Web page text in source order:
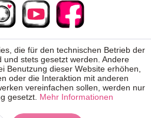
die für den technischen Betrieb der
und stets gesetzt werden. Andere
Benutzung dieser Website erhöhen,
oder die Interaktion mit anderen
vereinfachen sollen, werden nur
gesetzt. Mehr Informationen